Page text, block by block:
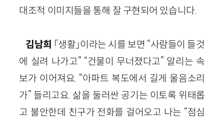
대조적 이미지들을 통해 잘 구현되어 있습니다.
김남희 「생활」이라는 시를 보면 “사람들이 들것
에 실려 나가고” “건물이 무너졌다고” 알리는 속
보가 이어져요. “아파트 복도에서 길게 울음소리
가” 들리고요. 삶을 둘러싼 공기는 이토록 위태롭
고 불안한데 친구가 전화를 걸어오고 나는 “점심